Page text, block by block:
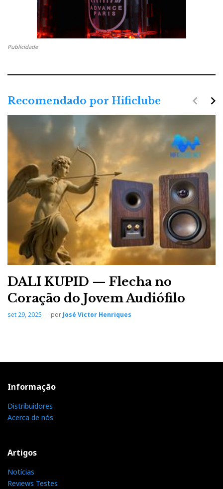
Publicidade
Recomendado por Hificlube
DALI KUPID — Flecha no
Coração do Jovem Audiófilo
set 29, 2025 porJosé Victor Henriques
navigate_next
navigate_before
Informação
Distribuidores
Acerca de nós
Artigos
Notícias
Reviews Testes